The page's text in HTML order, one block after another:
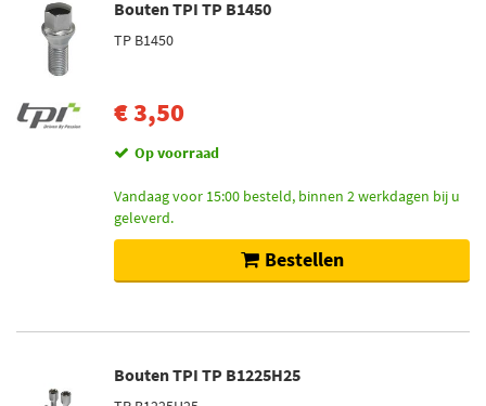
Mijnautoonderdelen (5)
H&R (530)
Op voorraad (234)
Bouten TPI TP B1450
TP B1450
€ 3,50
Op voorraad
Vandaag voor 15:00 besteld, binnen 2 werkdagen bij u
geleverd.
Bestellen
Bouten TPI TP B1225H25